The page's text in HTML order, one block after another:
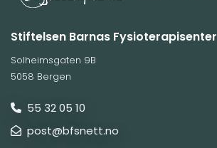
Stiftelsen Barnas Fysioterapisenter
Solheimsgaten 9B
5058 Bergen
 55 32 05 10
 post@bfsnett.no